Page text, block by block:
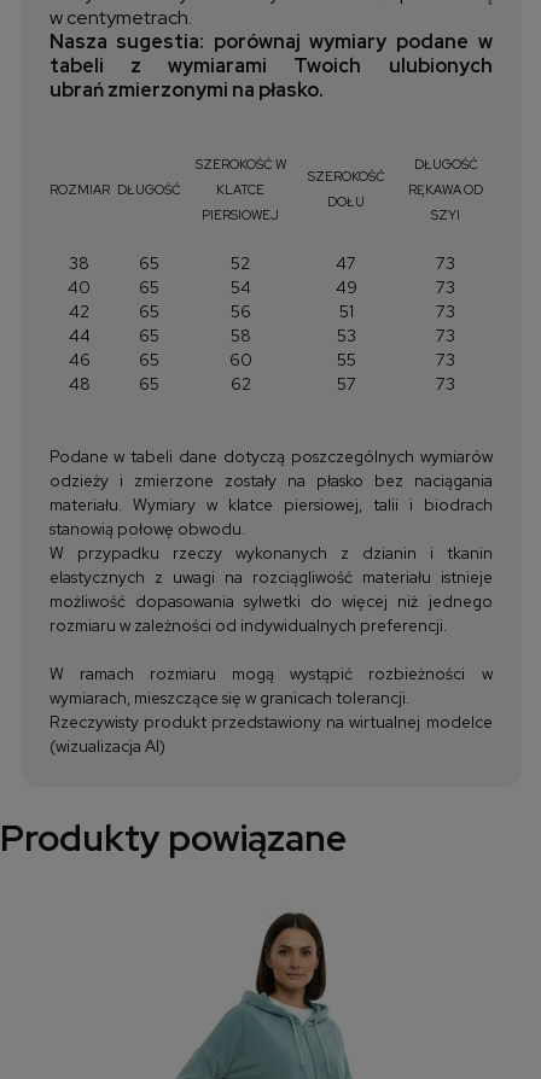
w centymetrach.
Nasza sugestia: porównaj wymiary podane w
tabeli z wymiarami Twoich ulubionych
ubrań zmierzonymi na płasko.
ROZMIAR DŁUGOŚĆ
SZEROKOŚĆ W
KLATCE
PIERSIOWEJ
SZEROKOŚĆ
DOŁU
DŁUGOŚĆ
RĘKAWA OD
SZYI
38 65 52 47
73
40
65 54 49
73
42
65 56 51
73
44
65 58 53
73
46
65 60 55
73
48
65 62 57 73
Podane w tabeli dane dotyczą poszczególnych wymiarów
odzieży i zmierzone zostały na płasko bez naciągania
materiału. Wymiary w klatce piersiowej, talii i biodrach
stanowią połowę obwodu.
W przypadku rzeczy wykonanych z dzianin i tkanin
elastycznych z uwagi na rozciągliwość materiału istnieje
możliwość dopasowania sylwetki do więcej niż jednego
rozmiaru w zależności od indywidualnych preferencji.
W ramach rozmiaru mogą wystąpić rozbieżności w
wymiarach, mieszczące się w granicach tolerancji.
Rzeczywisty produkt przedstawiony na wirtualnej modelce
(wizualizacja AI)
Produkty powiązane